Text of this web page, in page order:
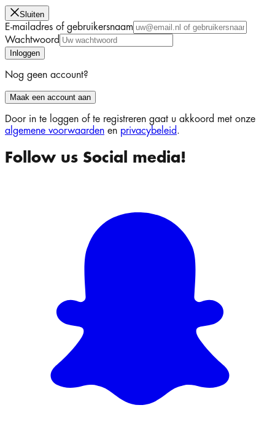
Sluiten
E-mailadres of gebruikersnaam
Wachtwoord
Inloggen
Nog geen account?
Maak een account aan
Door in te loggen of te registreren gaat u akkoord met onze
algemene voorwaarden en privacybeleid.
Follow us Social media!